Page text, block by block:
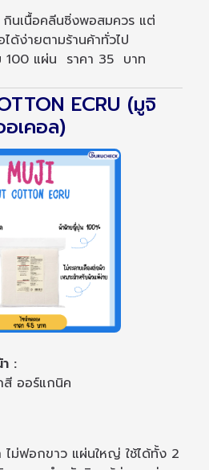
นเนื้อคลีนซิ่งพอสมควร แต่
ด้ง่ายตามร้านค้าทั่วไป
แผ่น ราคา 35 บาท
ECRU (มูจิ
เคอล)
:
สี ออร์แกนิค
ไม่ฟอกขาว แผ่นใหญ่ ใช้ได้ทั้ง 2